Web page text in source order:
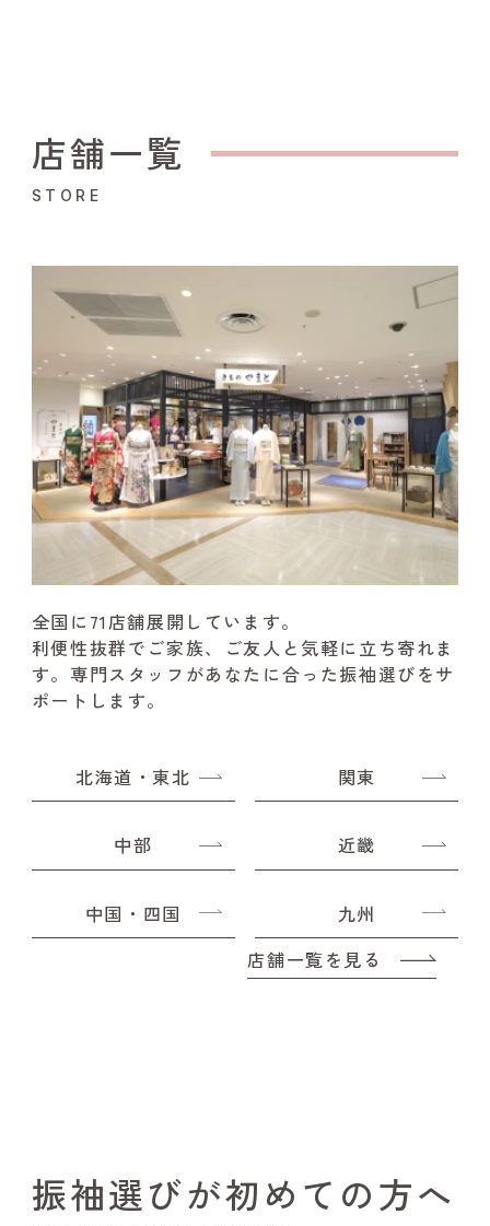
店舗一覧
STORE
全国に71店舗展開しています。
利便性抜群でご家族、ご友人と気軽に立ち寄れま
す。 専門スタッフがあなたに合った振袖選びをサ
ポートします。
北海道・東北 関東
中部 近畿
中国・四国
九州
店舗一覧を見る
振袖選びが初めての方へ